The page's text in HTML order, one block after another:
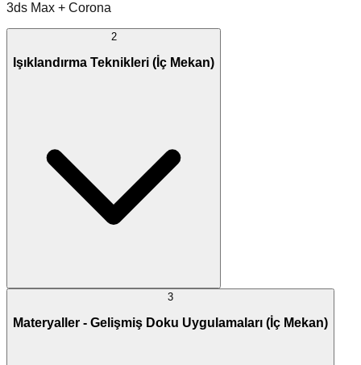
3ds Max + Corona
2
Işıklandırma Teknikleri (İç Mekan)
3
Materyaller - Gelişmiş Doku Uygulamaları (İç Mekan)